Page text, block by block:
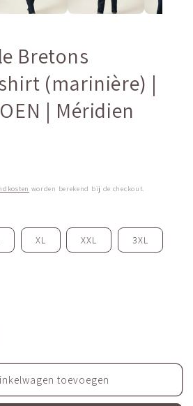
Bretons
(marinière) |
| Méridien
worden berekend bij de checkout.
XL XXL 3XL
toevoegen